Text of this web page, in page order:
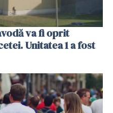
va fi oprit
Unitatea 1 a fost